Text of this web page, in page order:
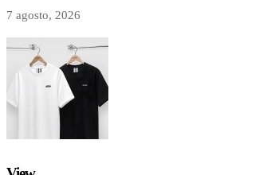
7 agosto, 2026